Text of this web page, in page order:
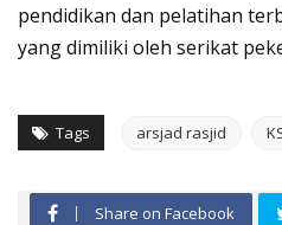
pendidikan dan pelatihan
yang dimiliki oleh serikat
Tags arsjad rasjid
Share on Facebook